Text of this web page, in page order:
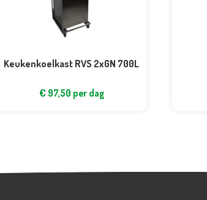
Keukenkoelkast RVS 2xGN 700L
€ 97,50 per dag